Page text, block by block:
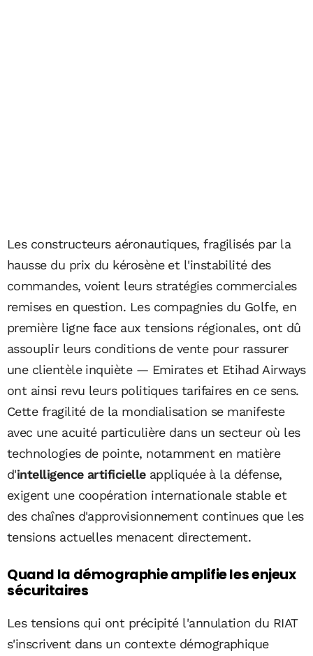
Les constructeurs aéronautiques, fragilisés par la
hausse du prix du kérosène et l'instabilité des
commandes, voient leurs stratégies commerciales
remises en question. Les compagnies du Golfe, en
première ligne face aux tensions régionales, ont dû
assouplir leurs conditions de vente pour rassurer
une clientèle inquiète — Emirates et Etihad Airways
ont ainsi revu leurs politiques tarifaires en ce sens.
Cette fragilité de la mondialisation se manifeste
avec une acuité particulière dans un secteur où les
technologies de pointe, notamment en matière
d'intelligence artificielleappliquée à la défense,
exigent une coopération internationale stable et
des chaînes d'approvisionnement continues que les
tensions actuelles menacent directement.
Quand la démographie amplifie les enjeux
sécuritaires
Les tensions qui ont précipité l'annulation du RIAT
s'inscrivent dans un contexte démographique